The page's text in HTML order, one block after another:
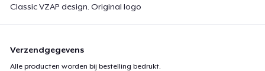
Classic VZAP design. Original logo
Verzendgegevens
Alle producten worden bij bestelling bedrukt.